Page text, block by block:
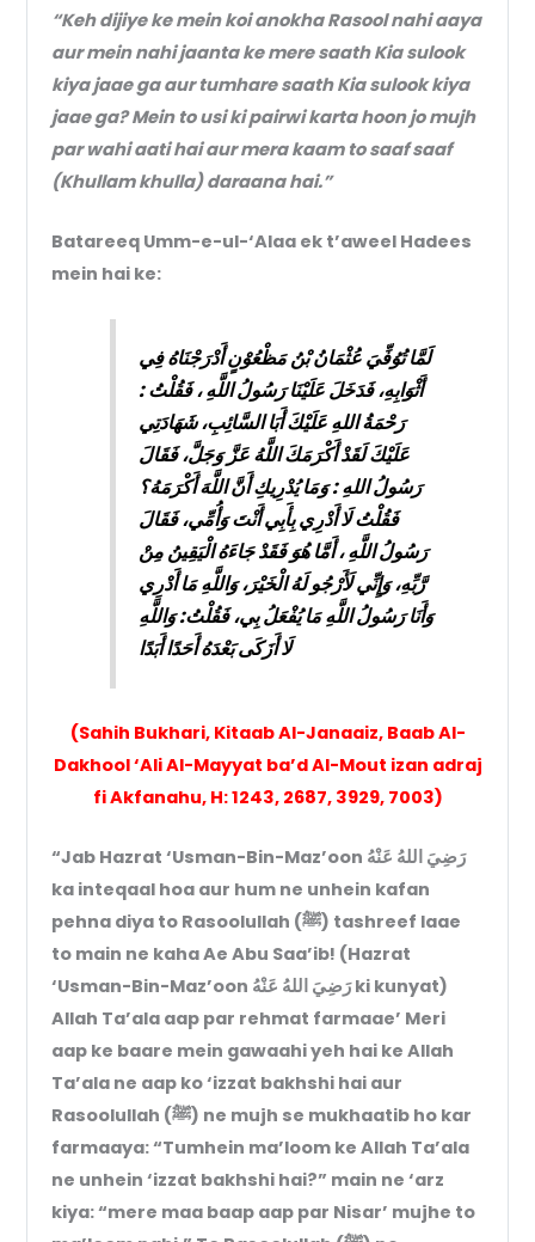
“Keh dijiye ke mein koi anokha Rasool nahi aaya
aur mein nahi jaanta ke mere saath Kia sulook
kiya jaae ga aur tumhare saath Kia sulook kiya
jaae ga? Mein to usi ki pairwi karta hoon jo mujh
par wahi aati hai aur mera kaam to saaf saaf
(Khullam khulla) daraana hai.”
Batareeq Umm-e-ul-‘Alaa ek t’aweel Hadees
mein hai ke:
لَمَّا تُوُفِّيَ عُثْمَانُ بْنُ مَظْعُوْنٍ أَدْرَجْنَاهُ فِي
أَثْوَابِهِ، فَدَخَلَ عَلَيْنَا رَسُولُ اللَّهِ ، فَقُلْتُ :
رَحْمَةُ اللهِ عَلَيْكَ أَبَا السَّائِبِ، شَهَادَتِي
عَلَيْكَ لَقَدْ أَكْرَمَكَ اللَّهُ عَزَّ وَجَلَّ، فَقَالَ
رَسُولُ اللهِ : وَمَا يُدْرِيكِ أَنَّ اللَّهَ أَكْرَمَهُ؟
فَقُلْتُ لَا أَدْرِي بِأَبِي أَنْتَ وَأُمِّي، فَقَالَ
رَسُولُ اللَّهِ ، أَمَّا هُوَ فَقَدْ جَاءَهُ الْيَقِينُ مِنْ
رَّبِّهِ، وَإِنِّي لَأَرْجُو لَهُ الْخَيْرَ، وَاللَّهِ مَا أَدْرِي
وَأَنَا رَسُولُ اللَّهِ مَا يُفْعَلُ بِي، فَقُلْتُ: وَاللَّهِ
لَا أَزَكَى بَعْدَهُ أَحَدًا أَبَدًا
(Sahih Bukhari, Kitaab Al-Janaaiz, Baab Al-
Dakhool ‘Ali Al-Mayyat ba’d Al-Mout izan adraj
fi Akfanahu, H: 1243, 2687, 3929, 7003)
“Jab Hazrat ‘Usman-Bin-Maz’oon رَضِيَ اللهُ عَنْهُ
ka inteqaal hoa aur hum ne unhein kafan
pehna diya to Rasoolullah (ﷺ) tashreef laae
to main ne kaha Ae Abu Saa’ib! (Hazrat
‘Usman-Bin-Maz’oon رَضِيَ اللهُ عَنْهُ ki kunyat)
Allah Ta’ala aap par rehmat farmaae’ Meri
aap ke baare mein gawaahi yeh hai ke Allah
Ta’ala ne aap ko ‘izzat bakhshi hai aur
Rasoolullah (ﷺ) ne mujh se mukhaatib ho kar
farmaaya: “Tumhein ma’loom ke Allah Ta’ala
ne unhein ‘izzat bakhshi hai?” main ne ‘arz
kiya: “mere maa baap aap par Nisar’ mujhe to